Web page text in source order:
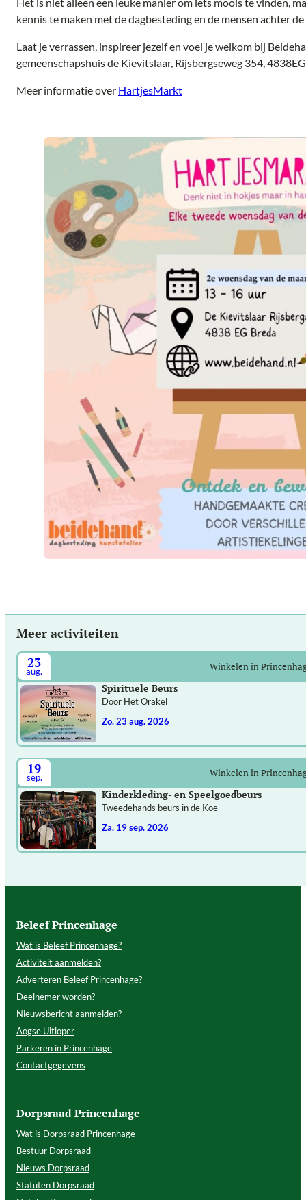
kennis te maken met de dagbesteding en de mensen achter
Laat je verrassen, inspireer jezelf en voel je welkom bij
gemeenschapshuis de Kievitslaar, Rijsbergseweg 354,
Meer informatie over HartjesMarkt
Meer activiteiten
23
aug. Winkelen in
Spirituele Beurs
Door Het Orakel
zo. 23 aug. 2026
19
sep. Winkelen in
Kinderkleding- en Speelgoedbeurs
Tweedehands beurs in de Koe
za. 19 sep. 2026
Beleef Princenhage
Wat is Beleef Princenhage?
Activiteit aanmelden?
Adverteren Beleef Princenhage?
Deelnemer worden?
Nieuwsbericht aanmelden?
Aogse Uitloper
Parkeren in Princenhage
Contactgegevens
Dorpsraad Princenhage
Wat is Dorpsraad Princenhage
Bestuur Dorpsraad
Nieuws Dorpsraad
Statuten Dorpsraad